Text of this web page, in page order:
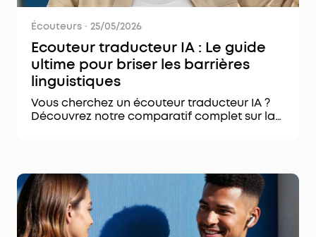
Écouteurs · 25/05/2026
Ecouteur traducteur IA : Le guide
ultime pour briser les barrières
linguistiques
Vous cherchez un écouteur traducteur IA ?
Découvrez notre comparatif complet sur la